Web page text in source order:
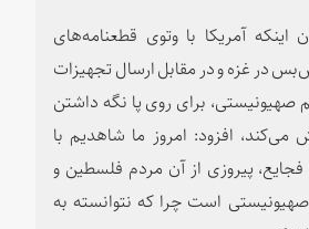
اینکه آمریکا با وتوی قطعنامه‌های
در غزه و در مقابل ارسال تجهیزات
صهیونیستی، برای روی پا نگه داشتن
می‌کند، افزود: امروز ما شاهدیم با
این فجایع، پیروزی از آن مردم فلسطین و
است چرا که نتوانسته به